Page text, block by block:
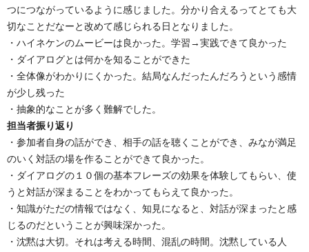
つにつながっているように感じました。分かり合えるってとても大
切なことだなーと改めて感じられる日となりました。
・ハイネケンのムービーは良かった。学習→実践できて良かった
・ダイアログとは何かを知ることができた
・全体像がわかりにくかった。結局なんだったんだろうという感情
が少し残った
・抽象的なことが多く難解でした。
担当者振り返り
・参加者自身の話ができ、相手の話を聴くことができ、みなが満足
のいく対話の場を作ることができて良かった。
・ダイアログの１０個の基本フレーズの効果を体験してもらい、使
うと対話が深まることをわかってもらえて良かった。
・知識がただの情報ではなく、知見になると、対話が深まったと感
じるのだということが興味深かった。
・沈黙は大切。それは考える時間、混乱の時間。沈黙している人